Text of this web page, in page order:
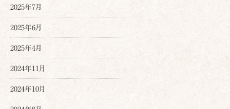
2025年7月
2025年6月
2025年4月
2024年11月
2024年10月